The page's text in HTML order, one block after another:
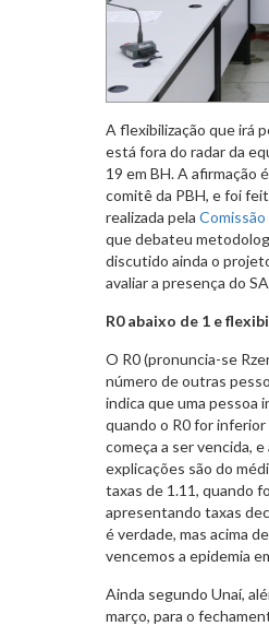
A flexibilização que irá
está fora do radar da
19 em BH. A afirmação
comitê da PBH, e foi
realizada pela
que debateu
discutido ainda o
avaliar a presença do
R0 abaixo de 1 e
O R0 (pronuncia-se
número de outras
indica que uma pessoa
quando o R0 for inferior
começa a ser vencida,
explicações são do
taxas de 1.11, quando
apresentando taxas
é verdade, mas acima
vencemos a epidemia
Ainda segundo Unaí,
março, para o